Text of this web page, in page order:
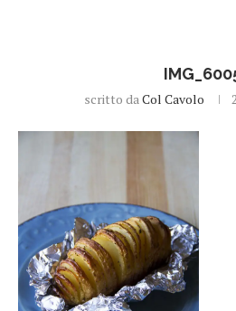
scritto daCol Cavolo